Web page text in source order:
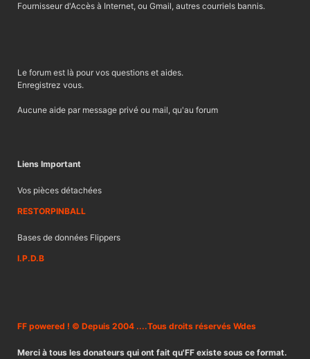
Fournisseur d'Accès à Internet, ou Gmail, autres courriels bannis.
Le forum est là pour vos questions et aides.
Enregistrez vous.
Aucune aide par message privé ou mail, qu'au forum
Liens Important
Vos pièces détachées
RESTORPINBALL
Bases de données Flippers
I.P.D.B
FF powered ! © Depuis 2004 ....Tous droits réservés Wdes
Merci à tous les donateurs qui ont fait qu'FF existe sous ce format.